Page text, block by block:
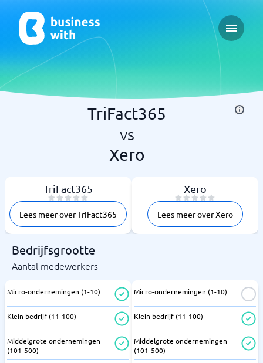
Open
TriFact365
vs
Xero
TriFact365
Lees meer over TriFact365
Xero
Lees meer over Xero
Bedrijfsgrootte
Aantal medewerkers
Micro-ondernemingen (1-10)
Klein bedrijf (11-100)
Middelgrote ondernemingen
(101-500)
Micro-ondernemingen (1-10)
Klein bedrijf (11-100)
Middelgrote ondernemingen
(101-500)